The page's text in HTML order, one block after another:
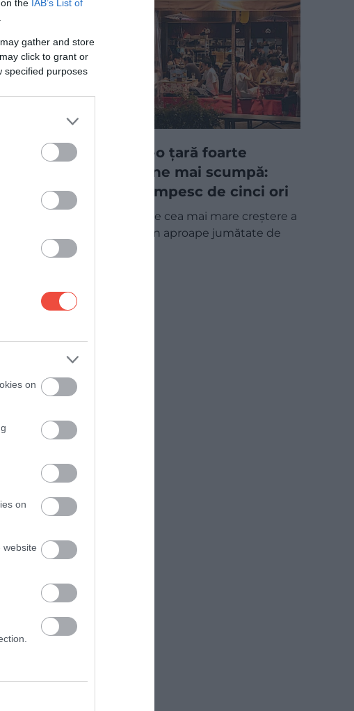
the IAB’s List of
gather and store
click to grant or
specified purposes
on
on
website
o
Vacanța într-o țară foarte
căutată devine mai scumpă:
vizele se scumpesc de cinci ori
Japonia introduce cea mai mare creștere a
taxelor de viză din aproape jumătate de
secol: pentru…